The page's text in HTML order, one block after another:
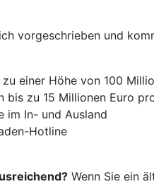
vorgeschrieben und
einer Höhe von 100
bis zu 15 Millionen Euro
im In- und Ausland
Hotline
Wenn Sie ein